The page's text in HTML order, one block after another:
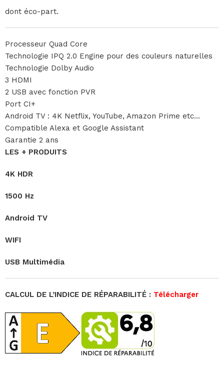
dont éco-part.
Processeur Quad Core
Technologie IPQ 2.0 Engine pour des couleurs naturelles
Technologie Dolby Audio
3 HDMI
2 USB avec fonction PVR
Port CI+
Android TV : 4K Netflix, YouTube, Amazon Prime etc…
Compatible Alexa et Google Assistant
Garantie 2 ans
LES + PRODUITS
4K HDR
1500 Hz
Android TV
WIFI
USB Multimédia
CALCUL DE L’INDICE DE RÉPARABILITÉ : Télécharger